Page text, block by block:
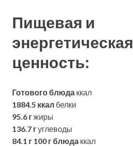
Пищевая и
энергетическая
ценность:
Готового блюда ккал
1884.5 ккал белки
95.6 гжиры
136.7 гуглеводы
84.1 г 100 г блюда ккал